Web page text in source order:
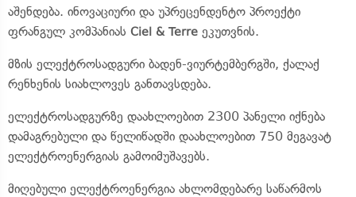
აშენდება. ინოვაციური და უპრეცენდენტო პროექტი
ფრანგულ კომპანიას Ciel & Terre ეკუთვნის.
მზის ელექტროსადგური ბადენ-ვიურტემბერგში, ქალაქ
რენხენის სიახლოვეს განთავსდება.
ელექტროსადგურზე დაახლოებით 2300 პანელი იქნება
დამაგრებული და წელიწადში დაახლოებით 750 მეგავატ
ელექტროენერგიას გამოიმუშავებს.
მიღებული ელექტროენერგია ახლომდებარე საწარმოს